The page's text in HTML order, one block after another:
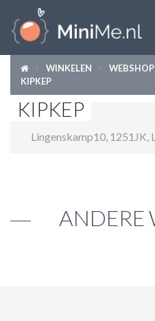
ZWANGER WORDEN
ZWANGER
BABY
WINKELEN
KIPKEP
KIPKEP
Lingenskamp10, 1251JK,
ANDERE